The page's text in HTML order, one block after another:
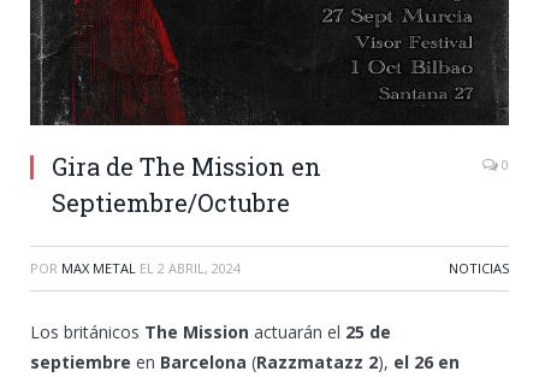
Gira de The Mission en
Septiembre/Octubre
0
POR MAX METAL EL 2 ABRIL, 2024 NOTICIAS
Los británicos The Mission actuarán el 25 de
septiembre en Barcelona (Razzmatazz 2), el 26 en